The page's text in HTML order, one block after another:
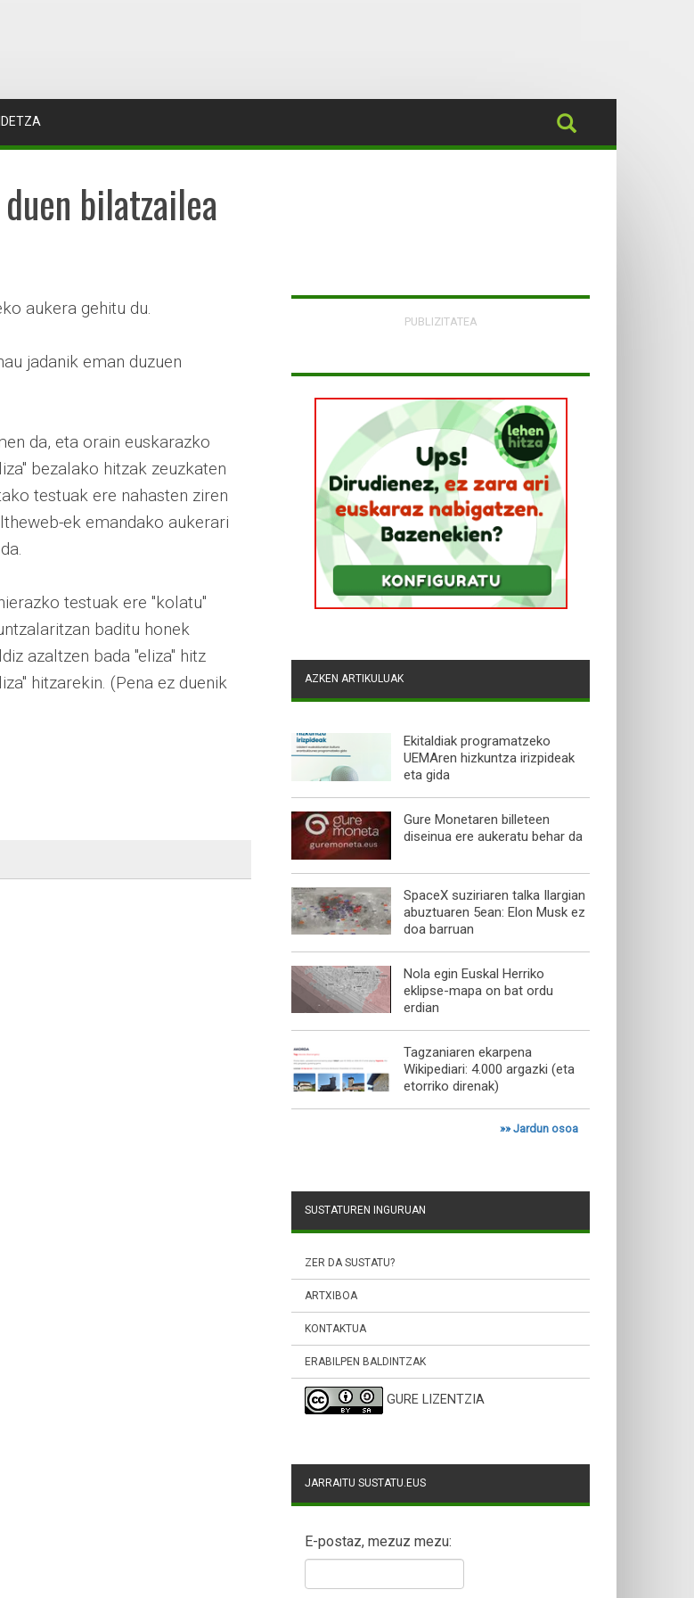
bilatzailea
aukera gehitu du.
jadanik eman duzuen
da, eta orain euskarazko
bezalako hitzak zeuzkaten
testuak ere nahasten ziren
ek emandako aukerari
testuak ere "kolatu"
baditu honek
azaltzen bada "eliza" hitz
hitzarekin. (Pena ez duenik
PUBLIZITATEA
AZKEN ARTIKULUAK
Ekitaldiak programatzeko
UEMAren hizkuntza irizpideak
eta gida
Gure Monetaren billeteen
diseinua ere aukeratu behar da
SpaceX suziriaren talka Ilargian
abuztuaren 5ean: Elon Musk ez
doa barruan
Nola egin Euskal Herriko
eklipse-mapa on bat ordu
erdian
Tagzaniaren ekarpena
Wikipediari: 4.000 argazki (eta
etorriko direnak)
»»Jardun osoa
SUSTATUREN INGURUAN
ZER DA SUSTATU?
ARTXIBOA
KONTAKTUA
ERABILPEN BALDINTZAK
GURE LIZENTZIA
JARRAITU SUSTATU.EUS
E-postaz, mezuz mezu: